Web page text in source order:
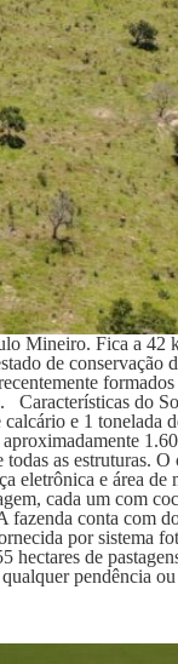
Mineiro. Fica a 42
de conservação
Características do
e 1 tonelada
as estruturas. O
eletrônica e área de
cada um com
conta com
por sistema
de
pendência